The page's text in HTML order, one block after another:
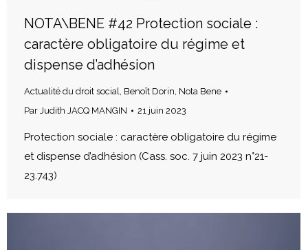
NOTA\BENE #42 Protection sociale :
caractère obligatoire du régime et
dispense d’adhésion
Actualité du droit social Benoît Dorin Nota Bene
Par Judith JACQ MANGIN 21 juin 2023
Protection sociale : caractère obligatoire du régime
et dispense d’adhésion (Cass. soc. 7 juin 2023 n°21-
23.743)